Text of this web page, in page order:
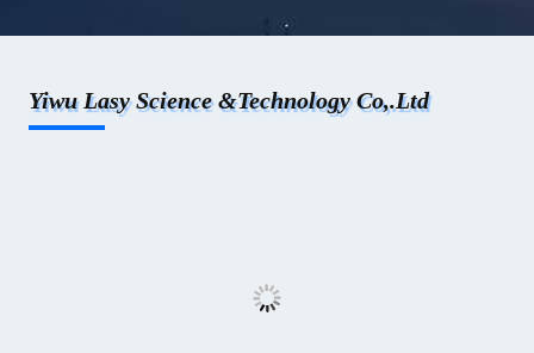
Yiwu Lasy Science &Technology Co,.Ltd